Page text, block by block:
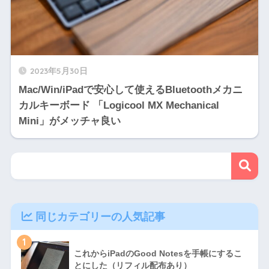
2023年5月30日
Mac/Win/iPadで安心して使えるBluetoothメカニ
カルキーボード 「Logicool MX Mechanical
Mini」がメッチャ良い
同じカテゴリーの人気記事
1
これからiPadのGood Notesを手帳にするこ
とにした（リフィル配布あり）